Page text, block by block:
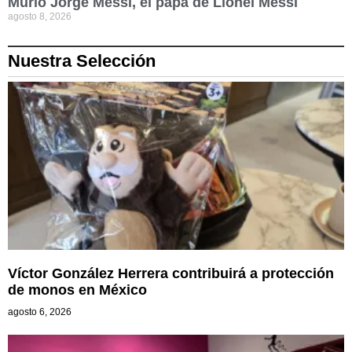
agosto 8, 2026
Nuestra Selección
Víctor González Herrera contribuirá a protección
de monos en México
agosto 6, 2026